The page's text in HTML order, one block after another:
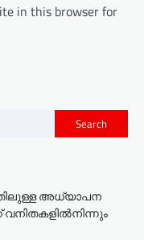
in this browser for
Search
അധ്യാപന
വനിതകളിൽനിന്നും